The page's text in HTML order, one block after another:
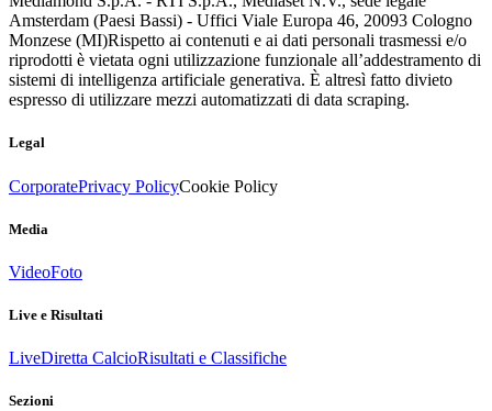
Amsterdam (Paesi Bassi) - Uffici Viale Europa 46, 20093 Cologno
Monzese (MI)Rispetto ai contenuti e ai dati personali trasmessi e/o
riprodotti è vietata ogni utilizzazione funzionale all’addestramento di
sistemi di intelligenza artificiale generativa. È altresì fatto divieto
espresso di utilizzare mezzi automatizzati di data scraping.
Legal
CorporatePrivacy PolicyCookie Policy
Media
VideoFoto
Live e Risultati
LiveDiretta CalcioRisultati e Classifiche
Sezioni